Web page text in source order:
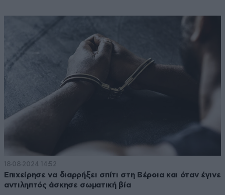
18·08·2024 14:52
Επιχείρησε να διαρρήξει σπίτι στη Βέροια και όταν έγινε
αντιληπτός άσκησε σωματική βία